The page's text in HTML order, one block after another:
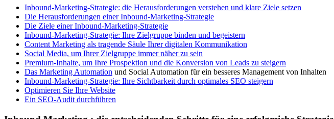
Inbound-Marketing-Strategie: die Herausforderungen verstehen und klare Ziele setzen
Die Herausforderungen einer Inbound-Marketing-Strategie
Die Ziele einer Inbound-Marketing-Strategie
Inbound-Marketing-Strategie: Ihre Zielgruppe binden und begeistern
Content Marketing als tragende Säule Ihrer digitalen Kommunikation
Social Media, um Ihrer Zielgruppe immer näher zu sein
Premium-Inhalte, um Ihre Prospektion und die Konversion von Leads zu steigern
Das Marketing Automation und Social Automation für ein besseres Management von Inhalten
Inbound-Marketing-Strategie: Ihre Sichtbarkeit durch optimales SEO steigern
Optimieren Sie Ihre Website
Ein SEO-Audit durchführen